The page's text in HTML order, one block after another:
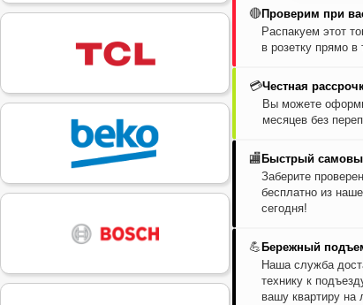
🔴Проверим при
Распакуем этот
в розетку прямо
💳Честная
Вы можете
месяцев без
🏬 Быстрый
Заберите
бесплатно из
сегодня!
💪 Бережный
Наша служба
технику к
вашу квартиру на